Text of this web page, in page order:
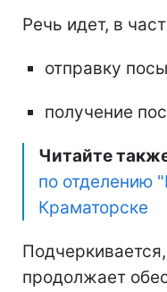
Речь идет, в
отправку
получение
Читайте
по отделению
Краматорске
продолжает